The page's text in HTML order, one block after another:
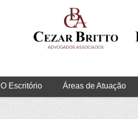
O Escritório Áreas de Atuação